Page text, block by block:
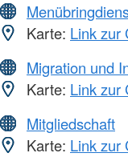
Karte: Link zur
Migration und
Karte: Link zur
Mitgliedschaft
Karte: Link zur